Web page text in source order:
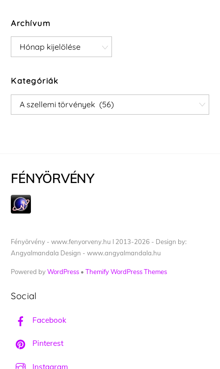
Archívum
Archívum
Kategóriák
Kategóriák
FÉNYÖRVÉNY
Fényörvény - www.fenyorveny.hu I 2013-2026 - Design by:
Angyalmandala Design - www.angyalmandala.hu
Powered byWordPress •Themify WordPress Themes
Social
Facebook
Pinterest
Instagram